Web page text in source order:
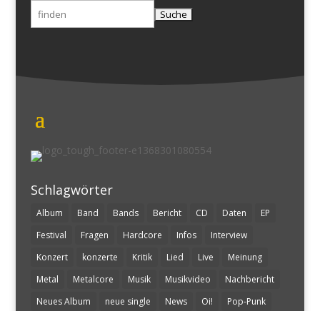
Suchen
nach:
Schlagwörter
Album Band Bands Bericht CD Daten
EP
Festival
Fragen Hardcore Infos
Interview
Konzert
konzerte Kritik Lied Live
Meinung
Metal
Metalcore Musik Musikvideo
Nachbericht
Neues Album
neue single News Oi! Pop-Punk